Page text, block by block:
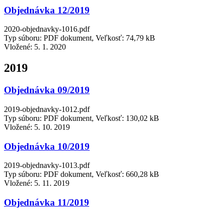
Objednávka 12/2019
2020-objednavky-1016.pdf
Typ súboru: PDF dokument, Veľkosť: 74,79 kB
Vložené: 5. 1. 2020
2019
Objednávka 09/2019
2019-objednavky-1012.pdf
Typ súboru: PDF dokument, Veľkosť: 130,02 kB
Vložené: 5. 10. 2019
Objednávka 10/2019
2019-objednavky-1013.pdf
Typ súboru: PDF dokument, Veľkosť: 660,28 kB
Vložené: 5. 11. 2019
Objednávka 11/2019